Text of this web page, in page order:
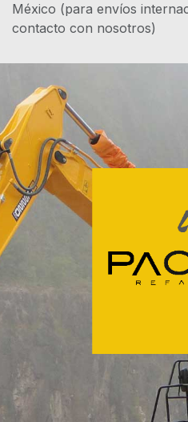
México (para envíos
contacto con nosotros)